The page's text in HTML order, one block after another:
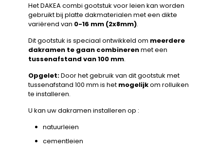
Het DAKEA combi gootstuk voor leien kan worden
gebruikt bij platte dakmaterialen met een dikte
variërend van 0-16 mm (2x8mm).
Dit gootstuk is speciaal ontwikkeld om meerdere
dakramen te gaan combinerenmet een
tussenafstand van 100 mm.
Opgelet:Door het gebruik van dit gootstuk met
tussenafstand 100 mm is het mogelijkom rolluiken
te installeren.
U kan uw dakramen installeren op :
natuurleien
cementleien